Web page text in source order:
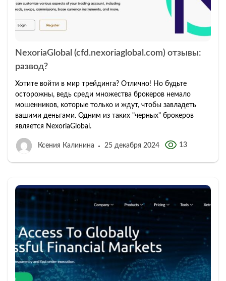
NexoriaGlobal (cfd.nexoriaglobal.com) отзывы:
развод?
Хотите войти в мир трейдинга? Отлично! Но будьте
осторожны, ведь среди множества брокеров немало
мошенников, которые только и ждут, чтобы завладеть
вашими деньгами. Одним из таких "черных" брокеров
является NexoriaGlobal.
Ксения Калинина 25 декабря 2024 13